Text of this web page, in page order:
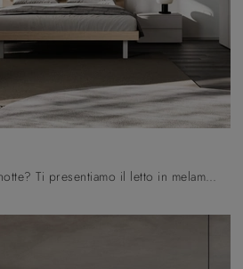
Vuoi rinnovare la zona notte? Ti presentiamo il letto in melaminico Cremi Night 01 di Orme per spazi moderni.